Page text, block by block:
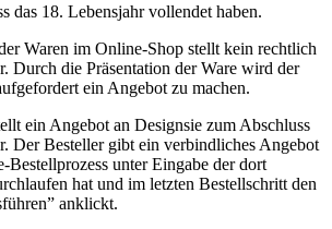
das 18. Lebensjahr vollendet haben.
Waren im Online-Shop stellt kein rechtlich
Durch die Präsentation der Ware wird der
ein Angebot zu machen.
ein Angebot an Designsie zum Abschluss
Der Besteller gibt ein verbindliches Angebot
Bestellprozess unter Eingabe der dort
hat und im letzten Bestellschritt den
anklickt.